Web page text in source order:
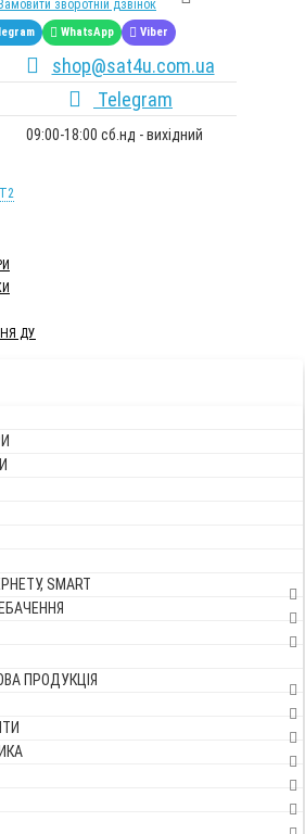
зворотній дзвінок
WhatsApp Viber
shop@sat4u.com.ua
Telegram
09:00-18:00 сб.нд - вихідний
ДУ
SMART
ПРОДУКЦІЯ